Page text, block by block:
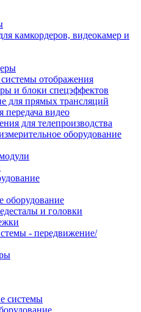
камкордеров, видеокамер и
отображения
и блоки спецэффектов
для прямых трансляций
передача видео
для телепроизводства
оборудование
оборудование
и головки
- передвижение/
системы